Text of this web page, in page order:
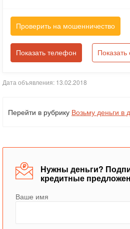
Проверить на мошенничество
Показать телефон Показать
Дата объявления: 13.02.2018
Перейти в рубрику Возьму деньги в
Нужны деньги?
кредитные
Ваше имя